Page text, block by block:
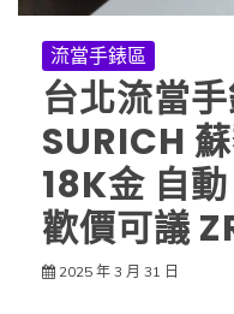
流當手錶區
台北流當
SURICH
18K金 自
歡價可議
2025 年 3 月 31 日